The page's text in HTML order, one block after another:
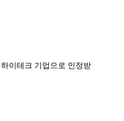
이테크 기업으로 인정받